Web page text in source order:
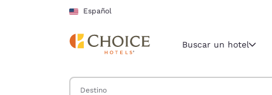
Pasar A Contenido Principal
Español
Buscar un hotel
Buscar hoteles
Destino